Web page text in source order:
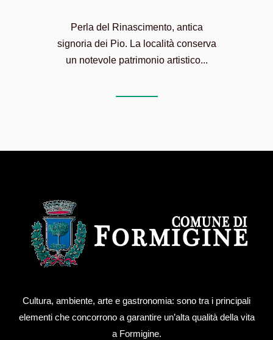
Perla del Rinascimento, antica
signoria dei Pio. La località conserva
un notevole patrimonio artistico...
Cultura, ambiente, arte e gastronomia: sono tra i principali
elementi che concorrono a garantire un’alta qualità della vita
a Formigine.